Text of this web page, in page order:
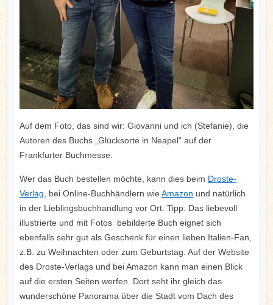
Auf dem Foto, das sind wir: Giovanni und ich (Stefanie), die
Autoren des Buchs „Glücksorte in Neapel“ auf der
Frankfurter Buchmesse.
Wer das Buch bestellen möchte, kann dies beim Droste-
Verlag , bei Online-Buchhändlern wie Amazon und natürlich
in der Lieblingsbuchhandlung vor Ort. Tipp: Das liebevoll
illustrierte und mit Fotos bebilderte Buch eignet sich
ebenfalls sehr gut als Geschenk für einen lieben Italien-Fan,
z.B. zu Weihnachten oder zum Geburtstag. Auf der Website
des Droste-Verlags und bei Amazon kann man einen Blick
auf die ersten Seiten werfen. Dort seht ihr gleich das
wunderschöne Panorama über die Stadt vom Dach des